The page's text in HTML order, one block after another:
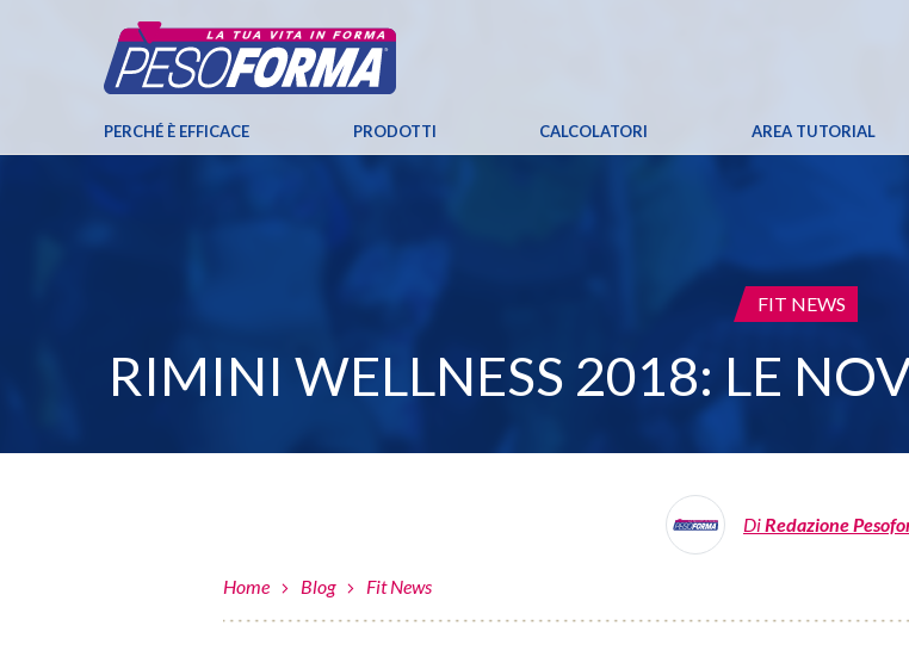
PERCHÉ È EFFICACE PRODOTTI CALCOLATORI AREA TUTORIAL
CATEGORIA:
FIT NEWS
RIMINI WELLNESS 2018: LE
DiRedazione
Home Blog Fit News